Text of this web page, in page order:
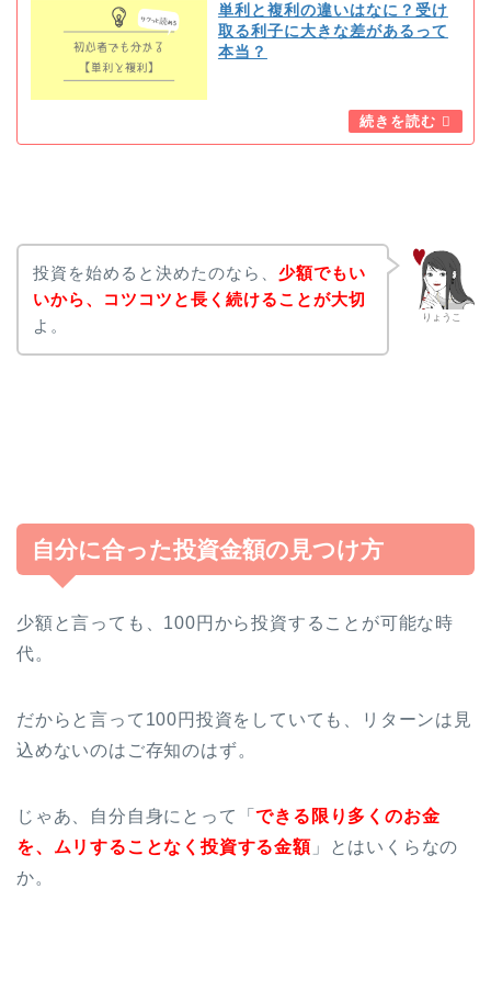
単利と複利の違いはなに？受け
取る利子に大きな差があるって
本当？
りょうこ
投資を始めると決めたのなら、 少額でもい
いから、コツコツと長く続けることが大切
よ。
自分に合った投資金額の見つけ方
少額と言っても、100円から投資することが可能な時
代。
だからと言って100円投資をしていても、リターンは見
込めないのはご存知のはず。
じゃあ、自分自身にとって「できる限り多くのお金
を、ムリすることなく投資する金額」とはいくらなの
か。